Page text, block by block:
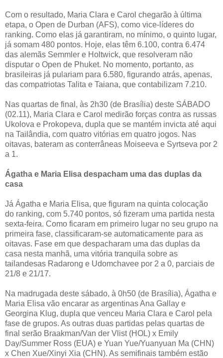
Com o resultado, Maria Clara e Carol chegarão à última
etapa, o Open de Durban (AFS), como vice-líderes do
ranking. Como elas já garantiram, no mínimo, o quinto lugar,
já somam 480 pontos. Hoje, elas têm 6.100, contra 6.474
das alemãs Semmler e Holtwick, que resolveram não
disputar o Open de Phuket. No momento, portanto, as
brasileiras já pulariam para 6.580, figurando atrás, apenas,
das compatriotas Talita e Taiana, que contabilizam 7.210.
Nas quartas de final, às 2h30 (de Brasília) deste SÁBADO
(02.11), Maria Clara e Carol medirão forças contra as russas
Ukolova e Prokopeva, dupla que se mantém invicta até aqui
na Tailândia, com quatro vitórias em quatro jogos. Nas
oitavas, bateram as conterrâneas Moiseeva e Syrtseva por 2
a 1.
Ágatha e Maria Elisa despacham uma das duplas da
casa
Já Ágatha e Maria Elisa, que figuram na quinta colocação
do ranking, com 5.740 pontos, só fizeram uma partida nesta
sexta-feira. Como ficaram em primeiro lugar no seu grupo na
primeira fase, classificaram-se automaticamente para as
oitavas. Fase em que despacharam uma das duplas da
casa nesta manhã, uma vitória tranquila sobre as
tailandesas Radarong e Udomchavee por 2 a 0, parciais de
21/8 e 21/17.
Na madrugada deste sábado, à 0h50 (de Brasília), Ágatha e
Maria Elisa vão encarar as argentinas Ana Gallay e
Georgina Klug, dupla que venceu Maria Clara e Carol pela
fase de grupos. As outras duas partidas pelas quartas de
final serão Braakman/Van der Vlist (HOL) x Emily
Day/Summer Ross (EUA) e Yuan Yue/Yuanyuan Ma (CHN)
x Chen Xue/Xinyi Xia (CHN). As semifinais também estão